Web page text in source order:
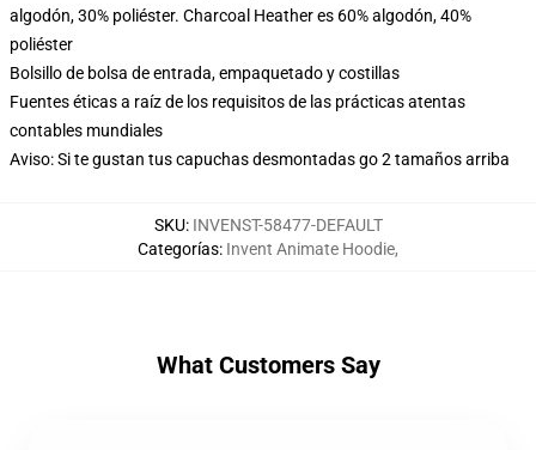
algodón, 30% poliéster. Charcoal Heather es 60% algodón, 40%
poliéster
Bolsillo de bolsa de entrada, empaquetado y costillas
Fuentes éticas a raíz de los requisitos de las prácticas atentas
contables mundiales
Aviso: Si te gustan tus capuchas desmontadas go 2 tamaños arriba
SKU: INVENST-58477-DEFAULT
Categorías: Invent Animate Hoodie,
What Customers Say